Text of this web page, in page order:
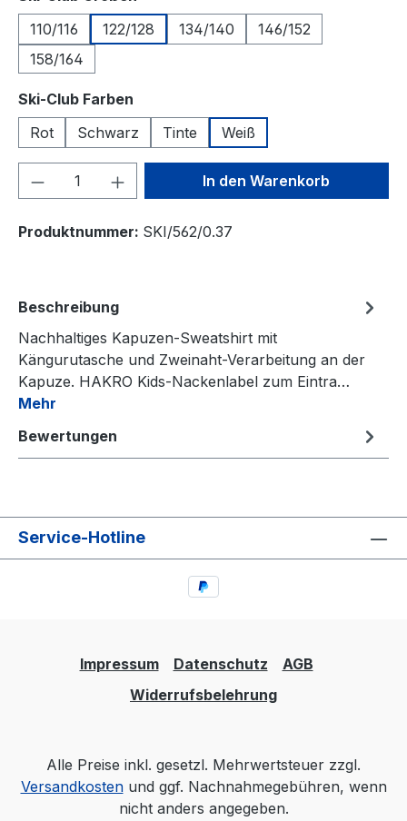
110/116
122/128 134/140
146/152
158/164
Ski-Club Farben
Rot
Schwarz Tinte Weiß
Produkt Anzahl: Gib denIn den Warenkorb
Produktnummer: SKI/562/0.37
Beschreibung
Nachhaltiges Kapuzen-Sweatshirt mit
Kängurutasche und Zweinaht-Verarbeitung an der
Kapuze. HAKRO Kids-Nackenlabel zum Eintra…
Mehr
Bewertungen
Service-Hotline
Impressum Datenschutz
AGB
Widerrufsbelehrung
Alle Preise inkl. gesetzl. Mehrwertsteuer zzgl.
Versandkostenund ggf. Nachnahmegebühren, wenn
nicht anders angegeben.